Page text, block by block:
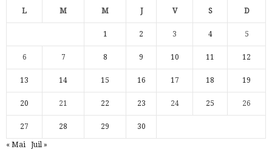
L M M J V S D
1 2 3 4 5
6 7 8 9 10 11 12
13 14 15 16 17 18 19
20 21 22 23 24 25 26
27 28 29 30
« Mai Juil »